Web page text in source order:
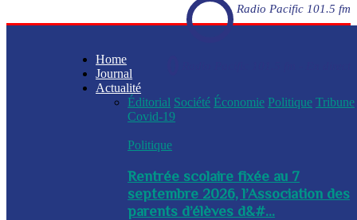
Radio Pacific 101.5 fm
Home
Journal
Actualité
Éditorial Société Économie Politique Tribune
Covid-19
Politique
Rentrée scolaire fixée au 7
septembre 2026, l’Association des
parents d’élèves d&#...